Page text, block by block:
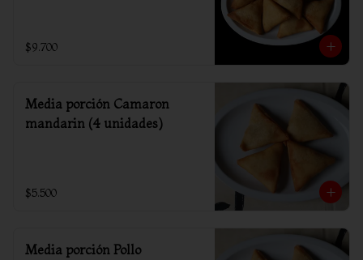
$9.700
Media porción Camaron
mandarin (4 unidades)
$5.500
Media porción Pollo